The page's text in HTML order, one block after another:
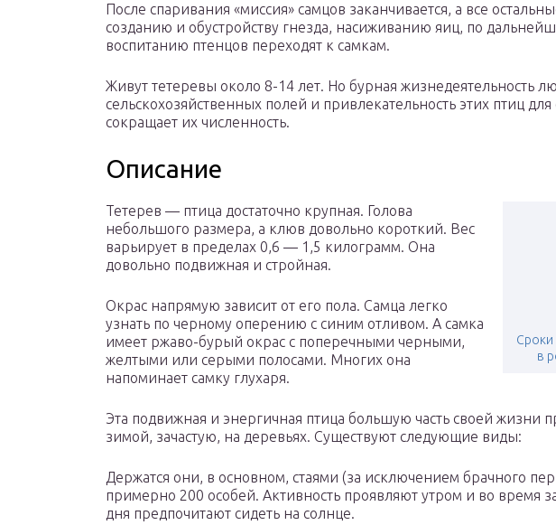
После спаривания «миссия» самцов заканчивается, а все
созданию и обустройству гнезда, насиживанию яиц, по
воспитанию птенцов переходят к самкам.
Живут тетеревы около 8-14 лет. Но бурная жизнедеятельность
сельскохозяйственных полей и привлекательность этих птиц
сокращает их численность.
Описание
Сроки
в
Тетерев — птица достаточно крупная. Голова
небольшого размера, а клюв довольно короткий. Вес
варьирует в пределах 0,6 — 1,5 килограмм. Она
довольно подвижная и стройная.
Окрас напрямую зависит от его пола. Самца легко
узнать по черному оперению с синим отливом. А самка
имеет ржаво-бурый окрас с поперечными черными,
желтыми или серыми полосами. Многих она
напоминает самку глухаря.
Эта подвижная и энергичная птица большую часть своей жизни
зимой, зачастую, на деревьях. Существуют следующие виды:
Держатся они, в основном, стаями (за исключением брачного
примерно 200 особей. Активность проявляют утром и во время
дня предпочитают сидеть на солнце.